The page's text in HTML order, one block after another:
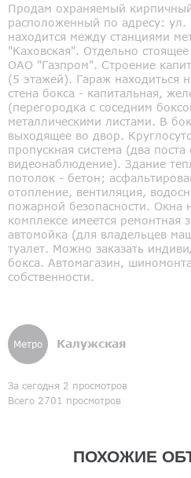
Продам охраняемый
расположенный по адресу: ул.
находится между станциями
"Каховская". Отдельно
ОАО "Газпром". Строение
(5 этажей). Гараж находиться
стена бокса - капитальная,
(перегородка с соседним
металлическими листами. В
выходящее во двор.
пропускная система (два
видеонаблюдение). Здание
потолок - бетон;
отопление, вентиляция,
пожарной безопасности.
комплексе имеется ремонтная
автомойка (для владельцев
туалет. Можно заказать
бокса. Автомагазин,
собственности.
Метро Калужская
За сегодня 2 просмотров
Всего 2701 просмотров
ПОХОЖИЕ